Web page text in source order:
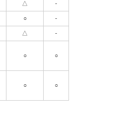
△ -
○ -
△ -
○ ○
○ ○